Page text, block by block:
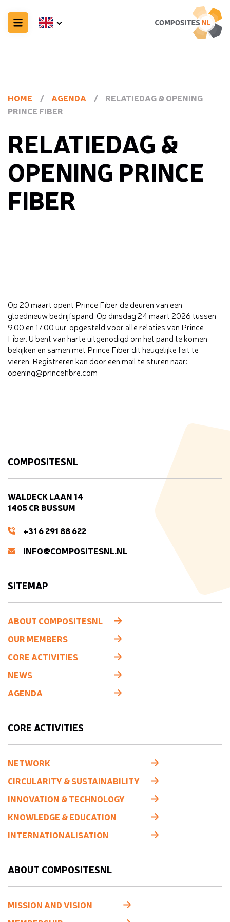
HOME / AGENDA /
RELATIEDAG & OPENING
PRINCE FIBER
RELATIEDAG &
OPENING PRINCE
FIBER
Op 20 maart opent Prince Fiber de deuren van een
gloednieuw bedrijfspand. Op dinsdag 24 maart 2026 tussen
9.00 en 17.00 uur. opgesteld voor alle relaties van Prince
Fiber. U bent van harte uitgenodigd om het pand te komen
bekijken en samen met Prince Fiber dit heugelijke feit te
vieren. Registreren kan door een mail te sturen naar:
opening@princefibre.com
COMPOSITESNL
WALDECK LAAN 14
1405 CR BUSSUM
+31 6 291 88 622
INFO@COMPOSITESNL.NL
SITEMAP
ABOUT COMPOSITESNL
OUR MEMBERS
CORE ACTIVITIES
NEWS
AGENDA
CORE ACTIVITIES
NETWORK
CIRCULARITY & SUSTAINABILITY
INNOVATION & TECHNOLOGY
KNOWLEDGE & EDUCATION
INTERNATIONALISATION
ABOUT COMPOSITESNL
MISSION AND VISION